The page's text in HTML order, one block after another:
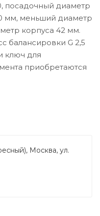
посадочный диаметр
мм, меньший диаметр
корпуса 42 мм.
балансировки G 2,5
ключ для
приобретаются
Москва, ул.